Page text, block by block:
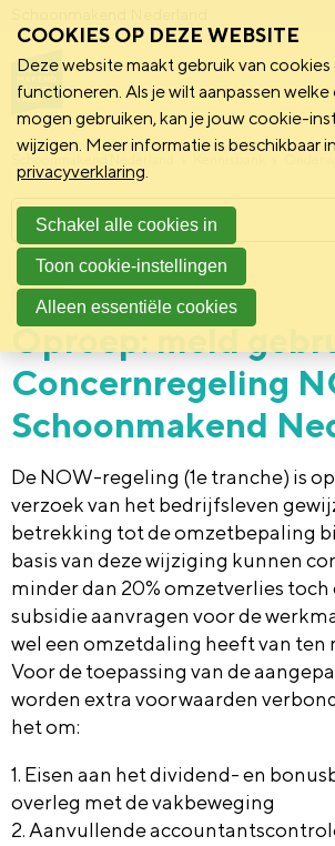
Schoonmakend Nederland
Praktijk 20 mei 2020
Oproep: meld
Concernregeling
Schoonmakend
De NOW-regeling (1etranche) is
verzoek van het bedrijfsleven
betrekking tot de omzetbepaling
basis van deze wijziging kunnen
minder dan 20% omzetverlies toch
subsidie aanvragen voor de
wel een omzetdaling heeft van ten
Voor de toepassing van de
worden extra voorwaarden
het om:
1. Eisen aan het dividend- en
overleg met de vakbeweging
2. Aanvullende
Menu
COOKIES OP DEZE WEBSITE
Deze website maakt gebruik van
functioneren. Als je wilt aanpassen
mogen gebruiken, kan je jouw cookie-
wijzigen. Meer informatie is beschikbaar
privacyverklaring.
Schakel alle cookies in
Toon cookie-instellingen
Alleen essentiële cookies